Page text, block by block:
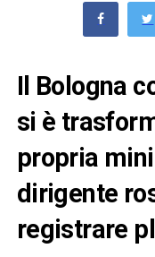
Il Bologna
si è
propria
dirigente
registrare